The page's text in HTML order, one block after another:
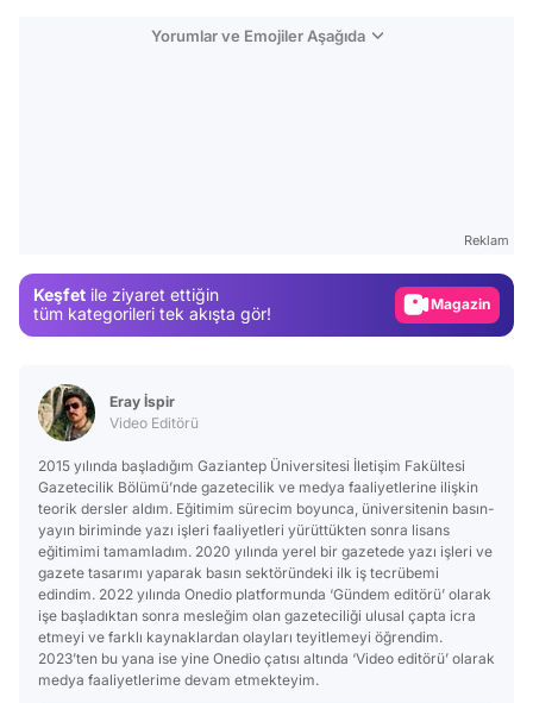
Yorumlar ve Emojiler Aşağıda
Reklam
Keşfet ile ziyaret ettiğin
tüm kategorileri tek akışta gör!
Magazin
Eray İspir
Video Editörü
2015 yılında başladığım Gaziantep Üniversitesi İletişim Fakültesi
Gazetecilik Bölümü’nde gazetecilik ve medya faaliyetlerine ilişkin
teorik dersler aldım. Eğitimim sürecim boyunca, üniversitenin basın-
yayın biriminde yazı işleri faaliyetleri yürüttükten sonra lisans
eğitimimi tamamladım. 2020 yılında yerel bir gazetede yazı işleri ve
gazete tasarımı yaparak basın sektöründeki ilk iş tecrübemi
edindim. 2022 yılında Onedio platformunda ‘Gündem editörü’ olarak
işe başladıktan sonra mesleğim olan gazeteciliği ulusal çapta icra
etmeyi ve farklı kaynaklardan olayları teyitlemeyi öğrendim.
2023’ten bu yana ise yine Onedio çatısı altında ‘Video editörü’ olarak
medya faaliyetlerime devam etmekteyim.